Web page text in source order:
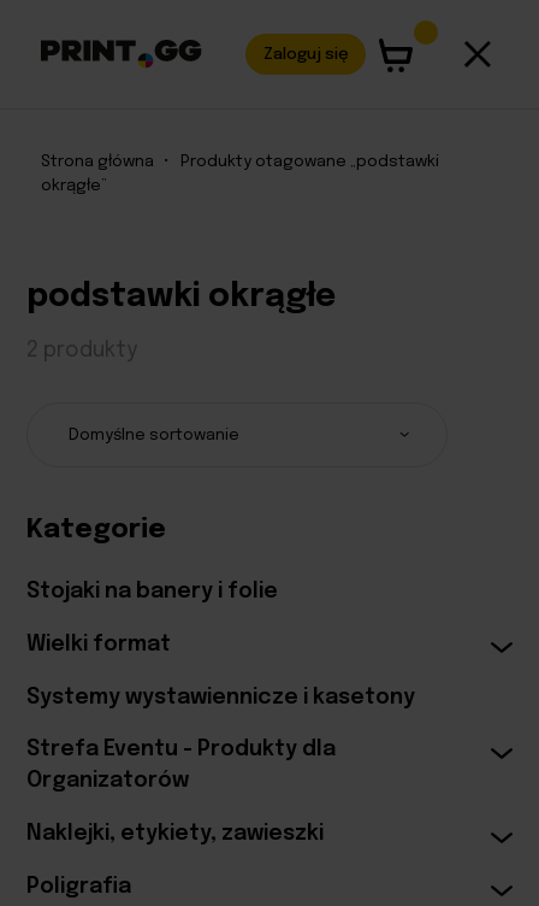
Zaloguj się
Strona główna •
Produkty otagowane „podstawki
okrągłe”
podstawki okrągłe
2 produkty
Kategorie
Stojaki na banery i folie
Wielki format
Systemy wystawiennicze i kasetony
Strefa Eventu - Produkty dla
Organizatorów
Naklejki, etykiety, zawieszki
Poligrafia